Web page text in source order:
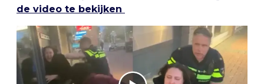
de video te bekijken